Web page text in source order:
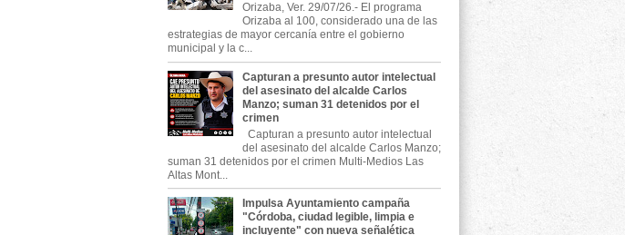
Orizaba, Ver. 29/07/26.- El programa
Orizaba al 100, considerado una de las
estrategias de mayor cercanía entre el gobierno
municipal y la c...
Capturan a presunto autor intelectual
del asesinato del alcalde Carlos
Manzo; suman 31 detenidos por el
crimen
Capturan a presunto autor intelectual
del asesinato del alcalde Carlos Manzo;
suman 31 detenidos por el crimen Multi-Medios Las
Altas Mont...
Impulsa Ayuntamiento campaña
"Córdoba, ciudad legible, limpia e
incluyente" con nueva señalética